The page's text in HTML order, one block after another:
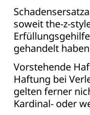
soweit the-z-
gehandelt
Vorstehende
Haftung bei
gelten ferner
Kardinal- oder